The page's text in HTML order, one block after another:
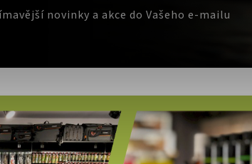
novinky a akce do Vašeho e-mailu